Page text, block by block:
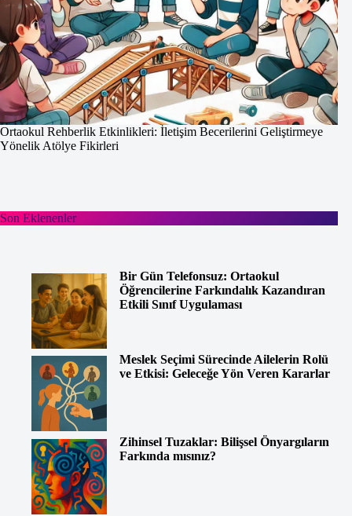
Ortaokul Rehberlik Etkinlikleri: İletişim Becerilerini Geliştirmeye
Yönelik Atölye Fikirleri
Son Eklenenler
Bir Gün Telefonsuz: Ortaokul
Öğrencilerine Farkındalık Kazandıran
Etkili Sınıf Uygulaması
Meslek Seçimi Sürecinde Ailelerin Rolü
ve Etkisi: Geleceğe Yön Veren Kararlar
Zihinsel Tuzaklar: Bilişsel Önyargıların
Farkında mısınız?